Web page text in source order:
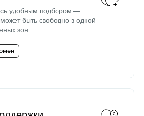
удобным подбором —
быть свободно в одной
зон.